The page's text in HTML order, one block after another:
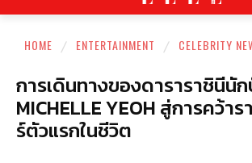
HOME ENTERTAINMENT CELEBRITY
การเดินทางของดาราราชินีนั
MICHELLE YEOH สู่การคว้า
ร์ตัวแรกในชีวิต